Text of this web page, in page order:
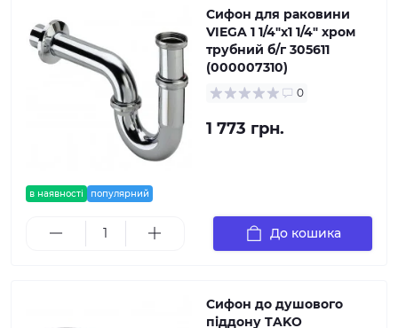
в наявності популярний
Сифон для раковини
VIEGA 1 1/4″х1 1/4″ хром
трубний б/г 305611
(000007310)
0
1 773 грн.
До кошика
Сифон до душового
піддону TAKO